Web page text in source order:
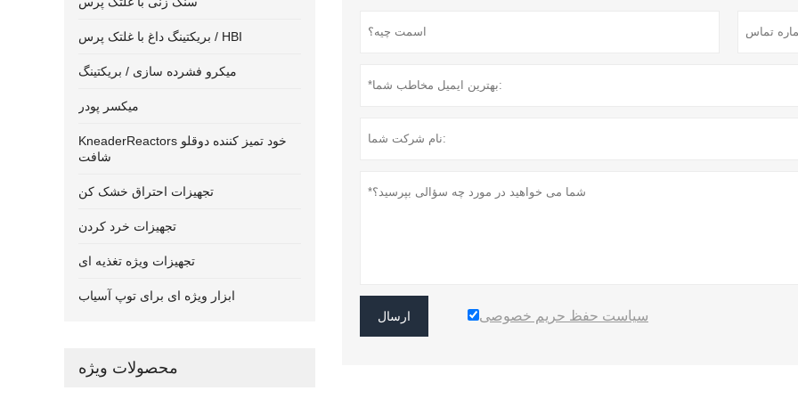
ارسال سیاست حفظ حریم خصوصی
بریکتینگ داغ با غلتک پرس / HBI
میکرو فشرده سازی / بریکتینگ
میکسر پودر
KneaderReactors خود تمیز کننده دوقلو
شافت
تجهیزات احتراق خشک کن
تجهیزات خرد کردن
تجهیزات ویژه تغذیه ای
ابزار ویژه ای برای توپ آسیاب
محصولات ویژه